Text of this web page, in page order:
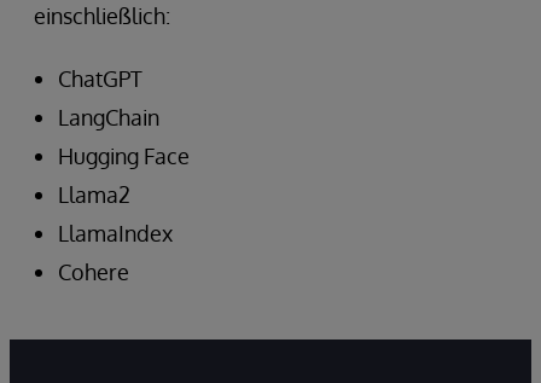
einschließlich:
ChatGPT
LangChain
Hugging Face
Llama2
LlamaIndex
Cohere